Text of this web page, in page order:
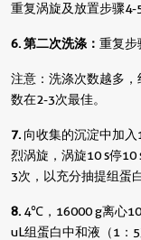
重复涡旋及放置步骤4-
6. 第二次洗涤： 重复步
注意：洗涤次数越多
数在2-3次最佳。
7. 向收集的沉淀中加
烈涡旋，涡旋10 s停10
3次，以充分抽提组蛋白
8. 4℃，16000 g离心
uL组蛋白中和液（1：